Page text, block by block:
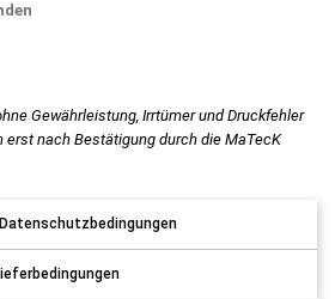
Gewährleistung, Irrtümer und Druckfehler
erst nach Bestätigung durch die MaTecK
Datenschutzbedingungen